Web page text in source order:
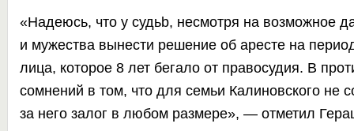
«Надеюсь, что у судьb, несмотря на возможное
и мужества вынести решение об аресте на
лица, которое 8 лет бегало от правосудия. В
сомнений в том, что для семьи Калиновского не
за него залог в любом размере», — отметил